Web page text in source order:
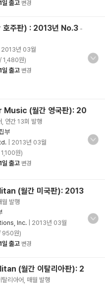
일 출고 변경
주판) : 2013년 No.3 -
2013년 03월
1,480원)
일 출고 변경
(월간 영국판): 20
, 연간 13회 발행
부
2013년 03월
원)
일 출고 변경
(월간 미국판): 2013
월 발행
Inc.
2013년 03월
950원)
일 출고 변경
(월간 이탈리아판): 2
탈리아어, 매월 발행